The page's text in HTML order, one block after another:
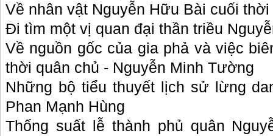
Về nhân vật Nguyễn Hữu Bài cuối
Đi tìm một vị quan đại thần triều
Về nguồn gốc của gia phả và việc
thời quân chủ - Nguyễn Minh Tường
Những bộ tiểu thuyết lịch sử lừng
Phan Mạnh Hùng
Thống suất lễ thành phủ quân